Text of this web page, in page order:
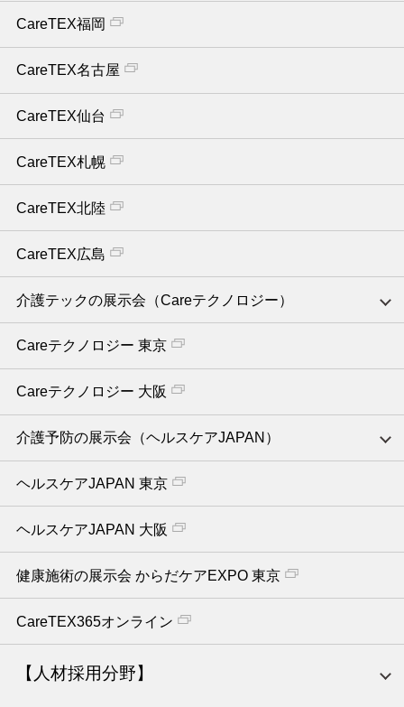
CareTEX福岡
CareTEX名古屋
CareTEX仙台
CareTEX札幌
CareTEX北陸
CareTEX広島
介護テックの展示会（Careテクノロジー）
Careテクノロジー 東京
Careテクノロジー 大阪
介護予防の展示会（ヘルスケアJAPAN）
ヘルスケアJAPAN 東京
ヘルスケアJAPAN 大阪
健康施術の展示会 からだケアEXPO 東京
CareTEX365オンライン
【人材採用分野】